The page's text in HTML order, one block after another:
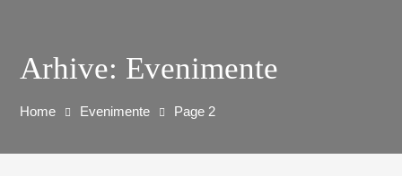
Arhive: Evenimente
Home Evenimente Page 2